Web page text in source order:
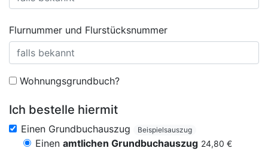
Flurnummer und Flurstücksnummer
Wohnungsgrundbuch?
Ich bestelle hiermit
Einen Grundbuchauszug Beispielsauszug
Einen amtlichen Grundbuchauszug 24,80 €